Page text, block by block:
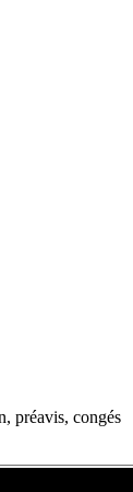
préavis, congés